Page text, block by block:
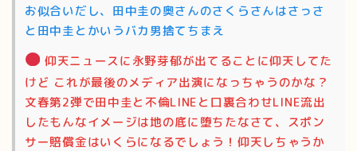
お似合いだし、田中圭の奥さんのさくらさんはさっさ
と田中圭とかいうバカ男捨てちまえ
仰天ニュースに永野芽郁が出てることに仰天してた
けど これが最後のメディア出演になっちゃうのかな？
文春第2弾で田中圭と不倫LINEと口裏合わせLINE流出
したもんなイメージは地の底に堕ちたなさて、スポン
サー賠償金はいくらになるでしょう！仰天しちゃうか